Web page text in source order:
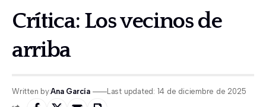
Crítica: Los vecinos de
arriba
Written by:Ana García Last updated: 14 de diciembre de 2025